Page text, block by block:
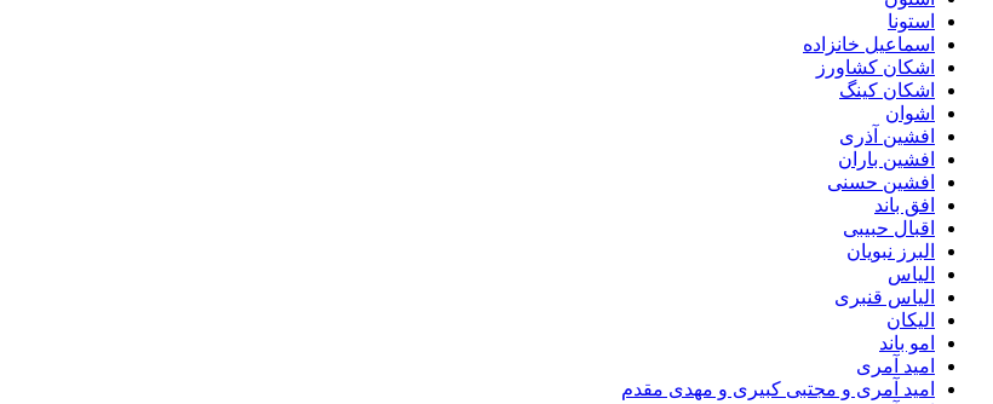
استونا
اسماعیل خانزاده
اشکان کشاورز
اشکان کینگ
اشوان
افشین آذری
افشین باران
افشین حسنی
افق باند
اقبال حبیبی
البرز نبویان
الیاس
الیاس قنبرى
الیکان
امو باند
امید آمری
امید آمری و مجتبی کبیری و مهدى مقدم